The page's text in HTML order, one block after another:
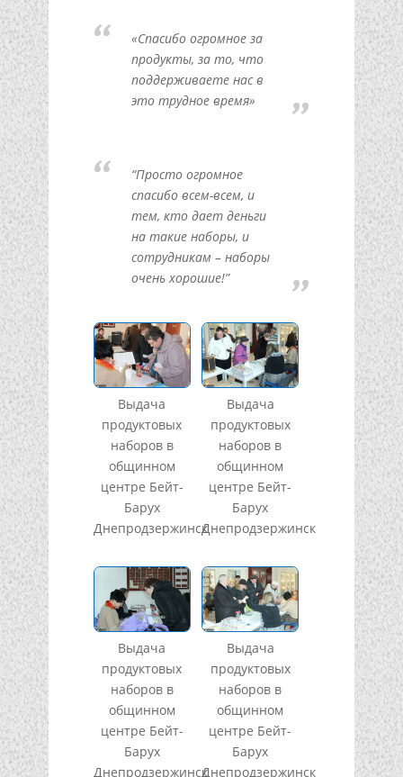
«Спасибо огромное за
продукты, за то, что
поддерживаете нас в
это трудное время»
“Просто огромное
спасибо всем-всем, и
тем, кто дает деньги
на такие наборы, и
сотрудникам – наборы
очень хорошие!”
Выдача
продуктовых
наборов в
общинном
центре Бейт-
Барух
Днепродзержинск
Выдача
продуктовых
наборов в
общинном
центре Бейт-
Барух
Днепродзержинск
Выдача
продуктовых
наборов в
общинном
центре Бейт-
Барух
Днепродзержинск
Выдача
продуктовых
наборов в
общинном
центре Бейт-
Барух
Днепродзержинск